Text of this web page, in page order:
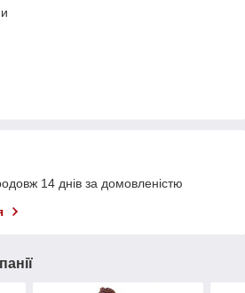
14 днів за домовленістю